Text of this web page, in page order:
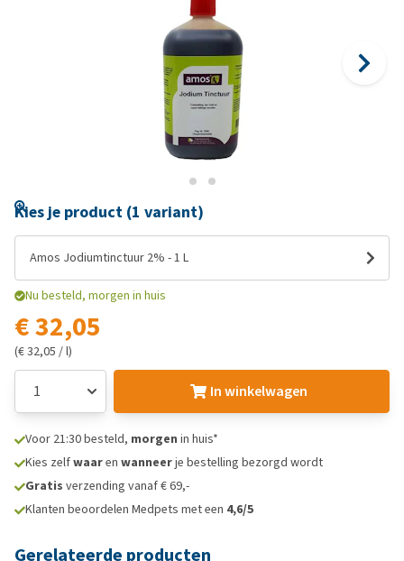
Kies je product (1 variant)
Amos Jodiumtinctuur 2% - 1 L
Nu besteld, morgen in huis
€ 32,05
(€ 32,05 / l)
In winkelwagen
Voor 21:30 besteld, morgen in huis*
Kies zelfwaaren wanneerje bestelling bezorgd wordt
Gratis verzending vanaf € 69,-
Klanten beoordelen Medpets met een 4,6/5
Gerelateerde producten